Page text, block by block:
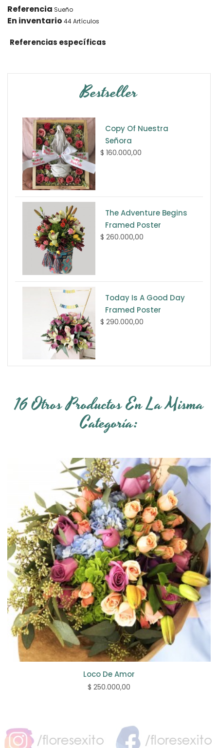
Referencia Sueño
En inventario 44 Artículos
Referencias específicas
Bestseller
Copy Of Nuestra
Señora
$ 160.000,00
The Adventure Begins
Framed Poster
$ 260.000,00
Today Is A Good Day
Framed Poster
$ 290.000,00
16 Otros Productos En La Misma
Categoría:
Loco De Amor
$ 250.000,00